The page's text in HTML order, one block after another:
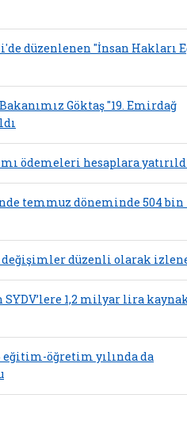
düzenlenen "İnsan Hakları
Göktaş "19. Emirdağ
ödemeleri hesaplara
temmuz döneminde 504
değişimler düzenli olarak
1,2 milyar lira
eğitim-öğretim yılında da